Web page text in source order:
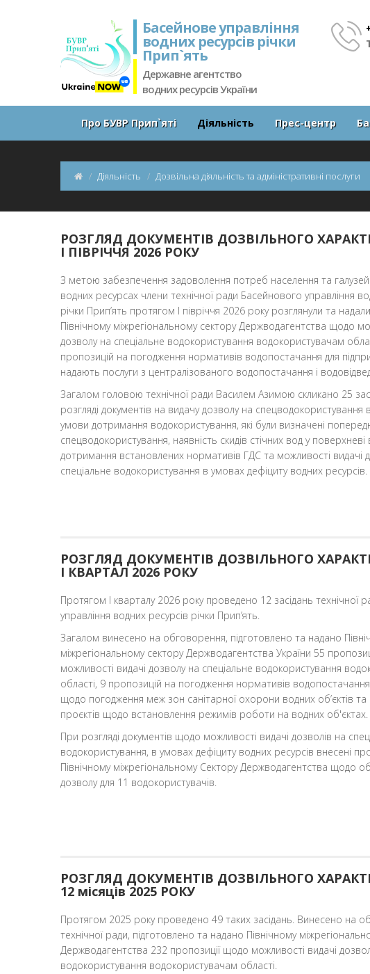
Басейнове управління
водних ресурсів річки
Прип`ять
Державне агентство
водних ресурсів України
Про БУВР Прип`яті Діяльність Прес-центр
Діяльність Дозвільна діяльність та адміністративні послуги
РОЗГЛЯД ДОКУМЕНТІВ ДОЗВІЛЬНОГО
І ПІВРІЧЧЯ 2026 РОКУ
З метою забезпечення задоволення потреб населення та галузей
водних ресурсах члени технічної ради Басейнового управління
річки Прип’ять протягом І півріччя 2026 року розглянули та
Північному міжрегіональному сектору Держводагентства щодо
дозволу на спеціальне водокористування водокористувачам
пропозицій на погодження нормативів водопостачання для
надають послуги з централізованого водопостачання і
Загалом головою технічної ради Василем Азимою скликано 25
розгляді документів на видачу дозволу на спецводокористування
умови дотримання водокористування, які були визначені
спецводокористування, наявність скидів стічних вод у поверхневі
дотримання встановлених нормативів ГДС та можливості видачі
спеціальне водокористування в умовах дефіциту водних ресурсів.
РОЗГЛЯД ДОКУМЕНТІВ ДОЗВІЛЬНОГО
І КВАРТАЛ 2026 РОКУ
Протягом І кварталу 2026 року проведено 12 засідань технічної
управління водних ресурсів річки Прип’ять.
Загалом винесено на обговорення, підготовлено та надано
міжрегіональному сектору Держводагентства України 55
можливості видачі дозволу на спеціальне водокористування
області, 9 пропозицій на погодження нормативів
щодо погодження меж зон санітарної охорони водних об’єктів
проєктів щодо встановлення режимів роботи на водних об'єктах.
При розгляді документів щодо можливості видачі дозволів на
водокористування, в умовах дефіциту водних ресурсів внесені
Північному міжрегіональному Сектору Держводагентства щодо
дозволу для 11 водокористувачів.
РОЗГЛЯД ДОКУМЕНТІВ ДОЗВІЛЬНОГО
12 місяців 2025 РОКУ
Протягом 2025 року проведено 49 таких засідань. Винесено на
технічної ради, підготовлено та надано Північному
Держводагентства 232 пропозиції щодо можливості видачі
водокористування водокористувачам області.